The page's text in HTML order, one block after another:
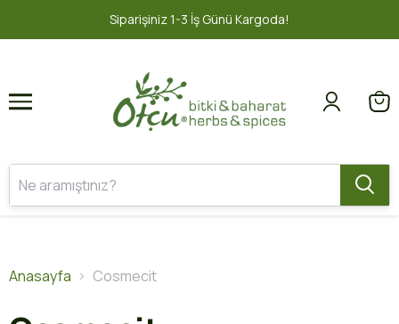
Siparişiniz 1-3 İş Günü Kargoda!
1 2
Anasayfa Cosmecit